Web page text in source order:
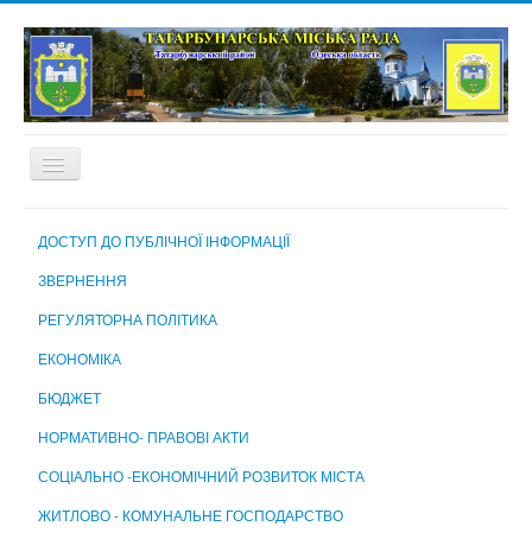
КОМУНАЛЬНІ ПІДПРИЄМСТВА, УСТАНОВИ ТА ЗАКЛАДИ
МІСЬКА ВИБОРЧА КОМІСІЯ
ДОСТУП ДО ПУБЛІЧНОЇ ІНФОРМАЦІЇ
ЗВЕРНЕННЯ
РЕГУЛЯТОРНА ПОЛІТИКА
ЕКОНОМІКА
БЮДЖЕТ
НОРМАТИВНО- ПРАВОВІ АКТИ
СОЦІАЛЬНО -ЕКОНОМІЧНИЙ РОЗВИТОК МІСТА
ЖИТЛОВО - КОМУНАЛЬНЕ ГОСПОДАРСТВО